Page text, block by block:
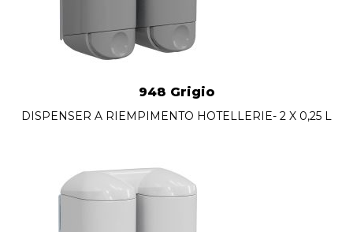
948 Grigio
DISPENSER A RIEMPIMENTO HOTELLERIE- 2 X 0,25 L